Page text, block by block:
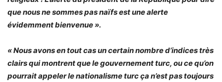
que nous ne sommes pas naïfs est une alerte
évidemment bienvenue ».
« Nous avons en tout cas un certain nombre d’indices très
clairs qui montrent que le gouvernement turc, ou ce qu’on
pourrait appeler le nationalisme turc ça n’est pas toujours